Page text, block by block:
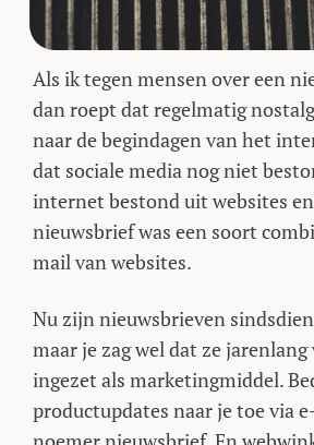
Als ik tegen mensen over een
dan roept dat regelmatig
naar de begindagen van het
dat sociale media nog niet
internet bestond uit websites
nieuwsbrief was een soort
mail van websites.
Nu zijn nieuwsbrieven
maar je zag wel dat ze
ingezet als marketingmiddel.
productupdates naar je toe via